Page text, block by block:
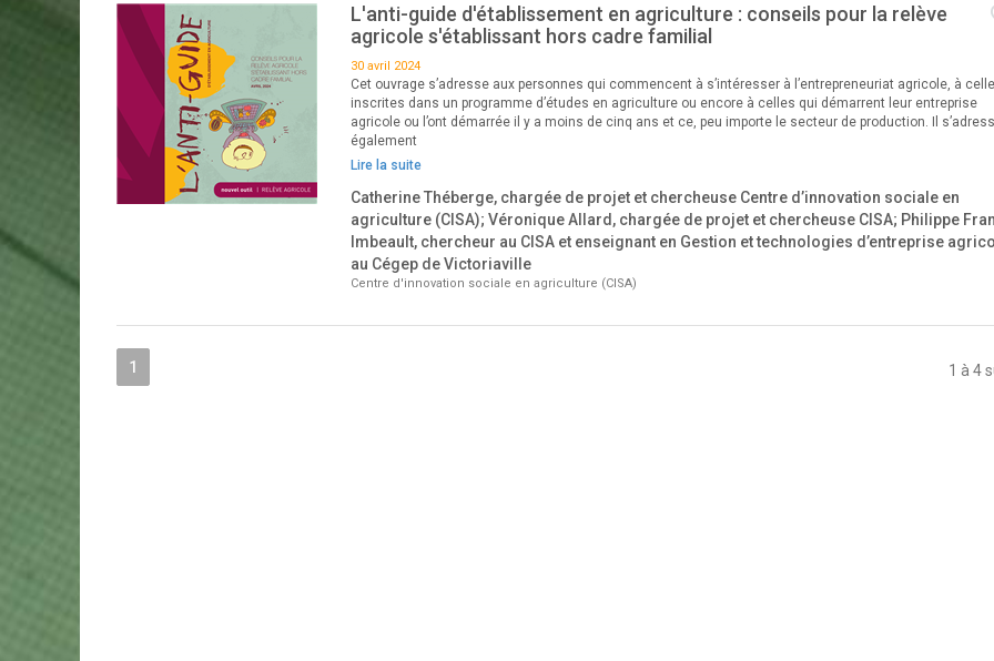
L'anti-guide d'établissement en agriculture : conseils pour la relève
agricole s'établissant hors cadre familial
30 avril 2024
Cet ouvrage s’adresse aux personnes qui commencent à s’intéresser à l’entrepreneuriat agricole, à
inscrites dans un programme d’études en agriculture ou encore à celles qui démarrent leur entreprise
agricole ou l’ont démarrée il y a moins de cinq ans et ce, peu importe le secteur de production. Il
également
Lire la suite
Catherine Théberge, chargée de projet et chercheuse Centre d’innovation sociale en
agriculture (CISA); Véronique Allard, chargée de projet et chercheuse CISA; Philippe
Imbeault, chercheur au CISA et enseignant en Gestion et technologies d’entreprise
au Cégep de Victoriaville
Centre d'innovation sociale en agriculture (CISA)
1 1 à 4